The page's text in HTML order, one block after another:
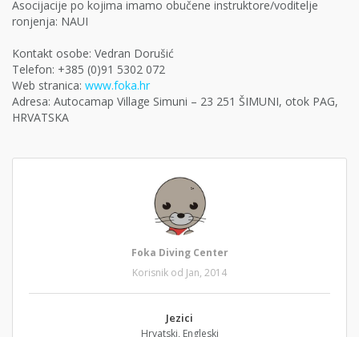
Asocijacije po kojima imamo obučene instruktore/voditelje
ronjenja: NAUI
Kontakt osobe: Vedran Dorušić
Telefon: +385 (0)91 5302 072
Web stranica: www.foka.hr
Adresa: Autocamap Village Simuni – 23 251 ŠIMUNI, otok PAG,
HRVATSKA
Foka Diving Center
Korisnik od Jan, 2014
Jezici
Hrvatski, Engleski